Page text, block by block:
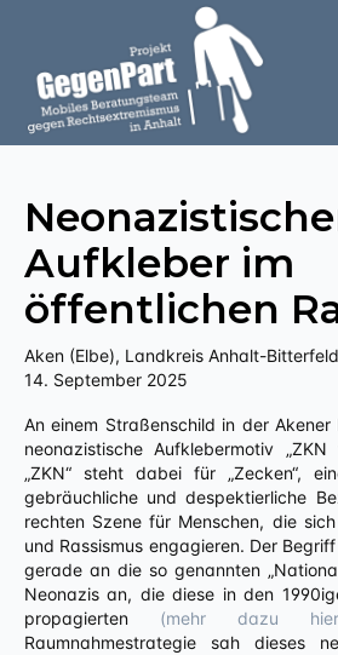
Aufkleber im
öffentlichen
Aken (Elbe), Landkreis Anhalt-Bitterfeld
14. September 2025
An einem Straßenschild in der Akener Bobbestraße wird das
neonazistische Aufklebermotiv
„ZKN“ steht dabei für „Zecken“,
gebräuchliche und despektierliche
rechten Szene für Menschen, die
und Rassismus engagieren. Der
gerade an die so genannten
Neonazis an, die diese in den
propagierten (mehr dazu
Raumnahmestrategie sah dieses